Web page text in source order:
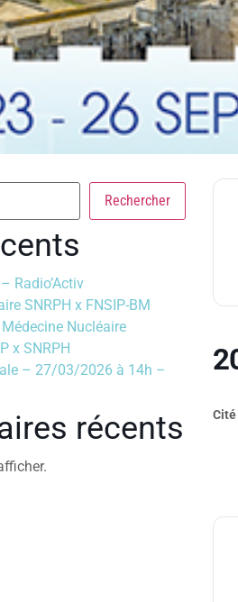
Rechercher
Radio’Activ
SNRPH x FNSIP-BM
Nucléaire
x SNRPH
– 27/03/2026 à 14h –
récents